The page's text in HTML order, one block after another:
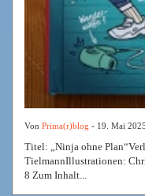
Von Prima(r)blog - 19. Mai 2025
Titel: „Ninja ohne
TielmannIllustrationen:
8 Zum Inhalt...